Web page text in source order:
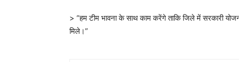
> “हम टीम भावना के साथ काम करेंगे ताकि जिले में सरकारी
मिले।”